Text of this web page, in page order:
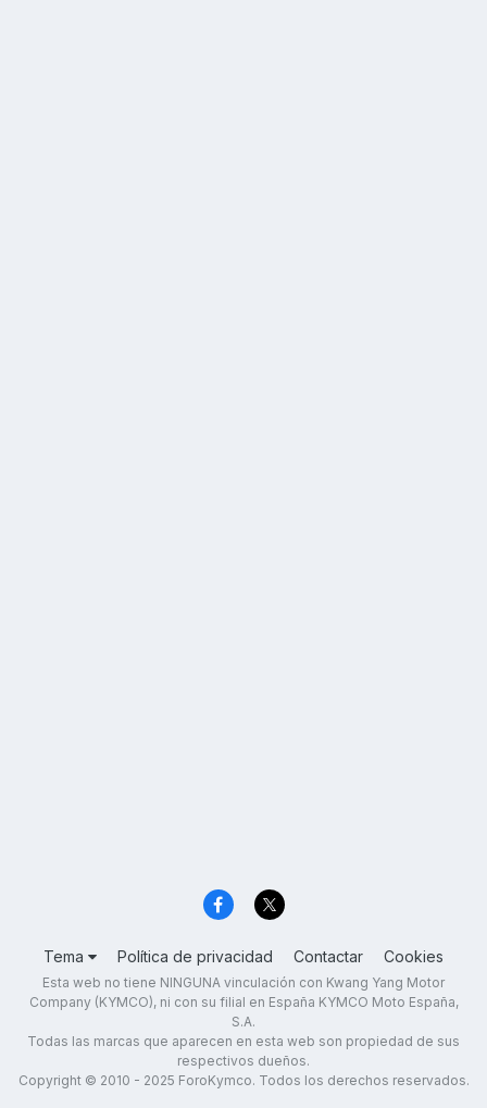
Tema Política de privacidad Contactar Cookies
Esta web no tiene NINGUNA vinculación con Kwang Yang Motor
Company (KYMCO), ni con su filial en España KYMCO Moto España,
S.A.
Todas las marcas que aparecen en esta web son propiedad de sus
respectivos dueños.
Copyright © 2010 - 2025 ForoKymco. Todos los derechos reservados.